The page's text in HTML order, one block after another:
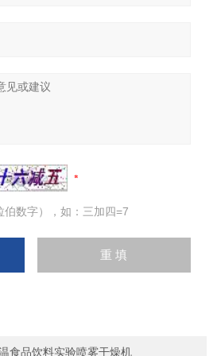
数字），如：三加四=7
食品饮料实验喷雾干燥机